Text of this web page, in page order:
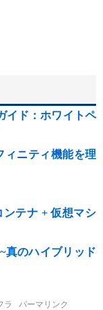
イド：ホワイトペ
ィニティ機能を理
ンテナ + 仮想マシ
真のハイブリッド
ラ パーマリンク